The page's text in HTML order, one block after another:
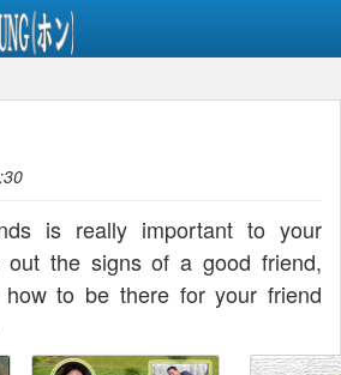
is really important to your
out the signs of a good friend,
to be there for your friend